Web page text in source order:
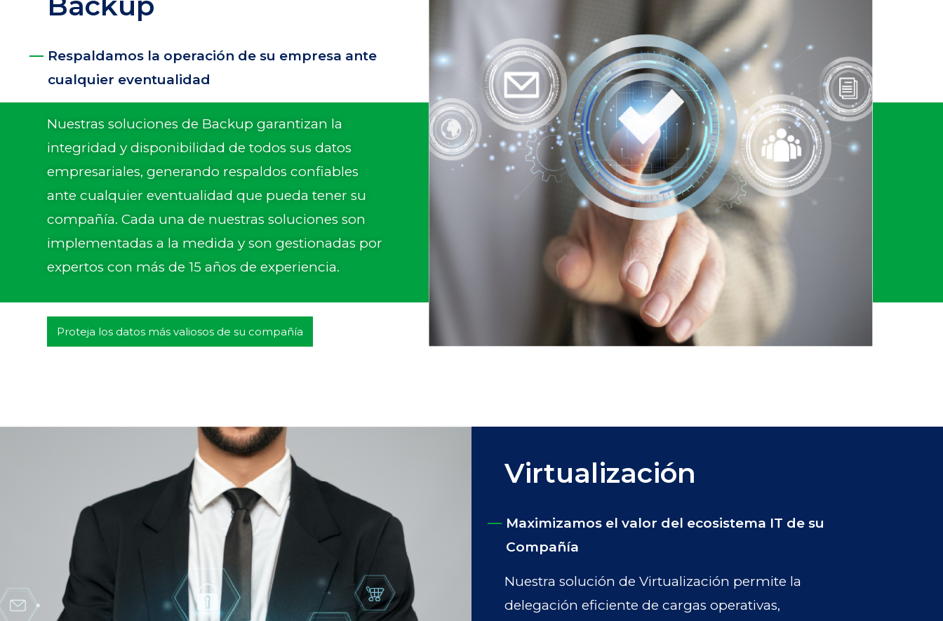
Respaldamos la operación de su empresa ante
cualquier eventualidad
Nuestras soluciones de Backup garantizan la
integridad y disponibilidad de todos sus datos
empresariales, generando respaldos confiables
ante cualquier eventualidad que pueda tener su
compañía. Cada una de nuestras soluciones son
implementadas a la medida y son gestionadas por
expertos con más de 15 años de experiencia.
Proteja los datos más valiosos de su compañía
Virtualización
Maximizamos el valor del ecosistema IT de su
Compañía
Nuestra solución de Virtualización permite la
delegación eficiente de cargas operativas,